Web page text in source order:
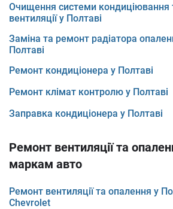
Очищення системи кондиціювання
вентиляції у Полтаві
Заміна та ремонт радіатора
Полтаві
Ремонт кондиціонера у Полтаві
Ремонт клімат контролю у Полтаві
Заправка кондиціонера у Полтаві
Ремонт вентиляції та
маркам авто
Ремонт вентиляції та опалення у
Chevrolet